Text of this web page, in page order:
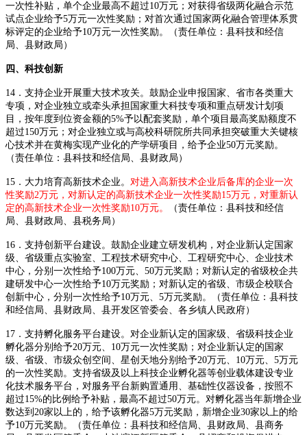
一次性补贴，单个企业最高不超过10万元；对获得省级两化融合示范
试点企业给予5万元一次性奖励；对首次通过国家两化融合管理体系贯
标评定的企业给予10万元一次性奖励。（责任单位：县科技和经信
局、县财政局）
四、科技创新
14．支持企业开展重大技术攻关。鼓励企业申报国家、省市各类重大
专项，对企业独立或牵头承担国家重大科技专项和重点研发计划项
目，按年度到位资金额的5%予以配套奖励，单个项目最高奖励额度不
超过150万元；对企业独立或与高校科研院所共同承担突破重大关键核
心技术并在黄梅实现产业化的产学研项目，给予企业50万元奖励。
（责任单位：县科技和经信局、县财政局）
15．大力培育高新技术企业。 对进入高新技术企业后备库的企业一次
性奖励2万元，对新认定的高新技术企业一次性奖励15万元，对重新认
定的高新技术企业一次性奖励10万元。
（责任单位：县科技和经信
局、县财政局、县税务局）
16．支持创新平台建设。鼓励企业建立研发机构，对企业新认定国家
级、省级重点实验室、工程技术研究中心、工程研究中心、企业技术
中心，分别一次性给予100万元、50万元奖励；对新认定的省级校企共
建研发中心一次性给予10万元奖励；对新认定的省级、市级企校联合
创新中心，分别一次性给予10万元、5万元奖励。（责任单位：县科技
和经信局、县财政局、县开发区管委会、各乡镇人民政府）
17．支持孵化服务平台建设。对企业新认定的国家级、省级科技企业
孵化器分别给予20万元、10万元一次性奖励；对企业新认定的国家
级、省级、市级众创空间、星创天地分别给予20万元、10万元、5万元
的一次性奖励。支持省级及以上科技企业孵化器等创业载体建设专业
化技术服务平台，对服务平台新购置通用、基础性仪器设备，按照不
超过15%的比例给予补贴，最高不超过50万元。对孵化器当年新增企业
数达到20家以上的，给予该孵化器5万元奖励，新增企业30家以上的给
予10万元奖励。（责任单位：县科技和经信局、县财政局、县商务